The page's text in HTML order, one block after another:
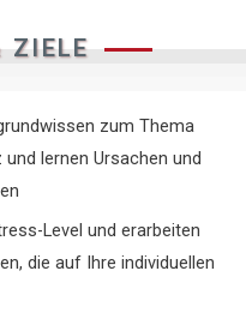
ZIELE
zum Thema
lernen Ursachen und
Level und erarbeiten
die auf Ihre individuellen